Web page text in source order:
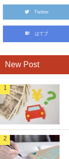
Twitter
はてブ
New Post